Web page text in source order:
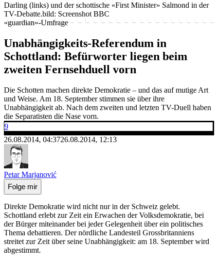
Darling (links) und der schottische «First Minister» Salmond in der
TV-Debatte.bild: Screenshot BBC
«guardian»-Umfrage
Unabhängigkeits-Referendum in
Schottland: Befürworter liegen beim
zweiten Fernsehduell vorn
Die Schotten machen direkte Demokratie – und das auf mutige Art
und Weise. Am 18. September stimmen sie über ihre
Unabhängigkeit ab. Nach dem zweiten und letzten TV-Duell haben
die Separatisten die Nase vorn.
9
26.08.2014, 04:3726.08.2014, 12:13
Petar Marjanović
Folge mir
Direkte Demokratie wird nicht nur in der Schweiz gelebt.
Schottland erlebt zur Zeit ein Erwachen der Volksdemokratie, bei
der Bürger miteinander bei jeder Gelegenheit über ein politisches
Thema debattieren. Der nördliche Landesteil Grossbritanniens
streitet zur Zeit über seine Unabhängigkeit: am 18. September wird
abgestimmt.